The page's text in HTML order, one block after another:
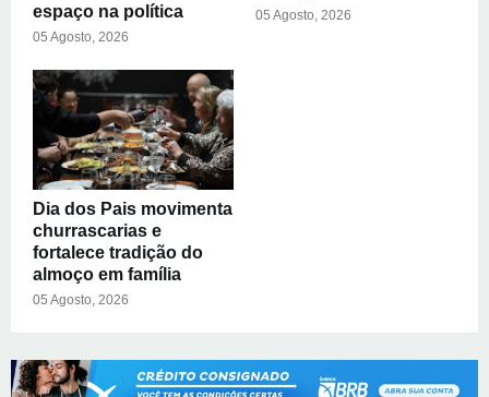
espaço na política
05 Agosto, 2026
05 Agosto, 2026
Dia dos Pais movimenta
churrascarias e
fortalece tradição do
almoço em família
05 Agosto, 2026